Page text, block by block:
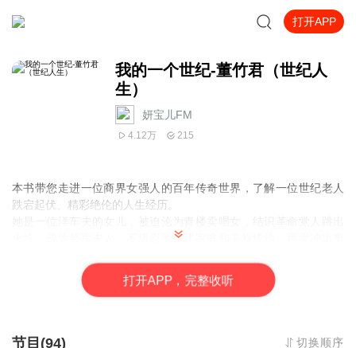
打开APP
我的一个世纪-董竹君（世纪人
生）
妍宝儿FM
4.12万 215
本书带您走进一位商界女强人的百年传奇世界，了解一位世纪老人
跌宕起伏、精彩绝伦的人生经历。
火坑，成为督军夫人。不堪忍受封建家庭和夫权统治，再度冲出樊
剑锋从磨砺出，梅花香自苦寒来。
打开APP，完整收听
节目(94) 切换顺序